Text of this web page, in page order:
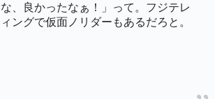
、良かったなぁ！」って。フジテレ
ングで仮面ノリダーもあるだろと。